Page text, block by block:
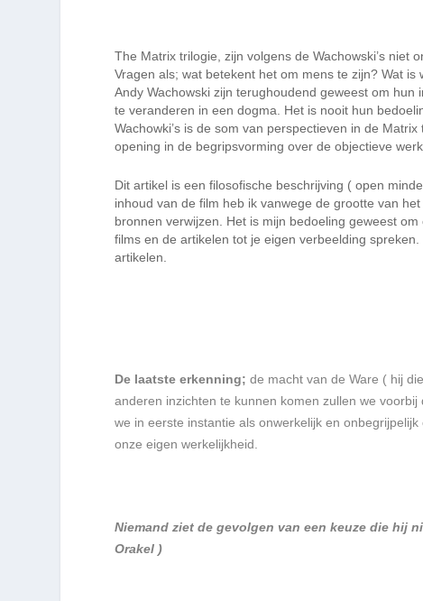
The Matrix trilogie, zijn volgens de Wachowski’s
Vragen als; wat betekent het om mens te zijn? Wat
Andy Wachowski zijn terughoudend geweest om
te veranderen in een dogma. Het is nooit hun
Wachowki’s is de som van perspectieven in de
opening in de begripsvorming over de objectieve
Dit artikel is een filosofische beschrijving ( open
inhoud van de film heb ik vanwege de grootte van
bronnen verwijzen. Het is mijn bedoeling geweest
films en de artikelen tot je eigen verbeelding spreken.
artikelen.
De laatste erkenning; de macht van de Ware ( hij
anderen inzichten te kunnen komen zullen we
we in eerste instantie als onwerkelijk en
onze eigen werkelijkheid.
Niemand ziet de gevolgen van een keuze die hij
Orakel )